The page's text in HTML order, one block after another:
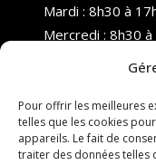
Pour offrir les meilleures
telles que les cookies
appareils. Le fait de
traiter des données telles
Mardi : 8h30 à
Mercredi : 8h30
Samedi : Fermé
Dimanche : Fermé